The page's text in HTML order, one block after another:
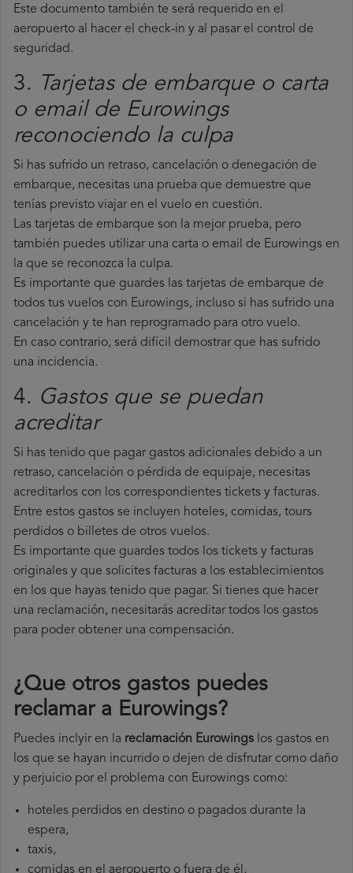
Este documento también te será requerido en el
aeropuerto al hacer el check-in y al pasar el control de
seguridad.
3.
Tarjetas de embarque o carta
o email de Eurowings
reconociendo la culpa
Si has sufrido un retraso, cancelación o denegación de
embarque, necesitas una prueba que demuestre que
tenías previsto viajar en el vuelo en cuestión.
Las tarjetas de embarque son la mejor prueba, pero
también puedes utilizar una carta o email de Eurowings en
la que se reconozca la culpa.
Es importante que guardes las tarjetas de embarque de
todos tus vuelos con Eurowings, incluso si has sufrido una
cancelación y te han reprogramado para otro vuelo.
En caso contrario, será difícil demostrar que has sufrido
una incidencia.
4. Gastos que se puedan
acreditar
Si has tenido que pagar gastos adicionales debido a un
retraso, cancelación o pérdida de equipaje, necesitas
acreditarlos con los correspondientes tickets y facturas.
Entre estos gastos se incluyen hoteles, comidas, tours
perdidos o billetes de otros vuelos.
Es importante que guardes todos los tickets y facturas
originales y que solicites facturas a los establecimientos
en los que hayas tenido que pagar. Si tienes que hacer
una reclamación, necesitarás acreditar todos los gastos
para poder obtener una compensación.
¿Que otros gastos puedes
reclamar a Eurowings​?
Puedes inclyir en la reclamación Eurowings los gastos en
los que se hayan incurrido o dejen de disfrutar como daño
y perjuicio por el problema con Eurowings como:
hoteles perdidos en destino o pagados durante la
espera,
taxis,
comidas en el aeropuerto o fuera de él,